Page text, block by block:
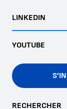
LINKEDIN
YOUTUBE
RECHERCHER